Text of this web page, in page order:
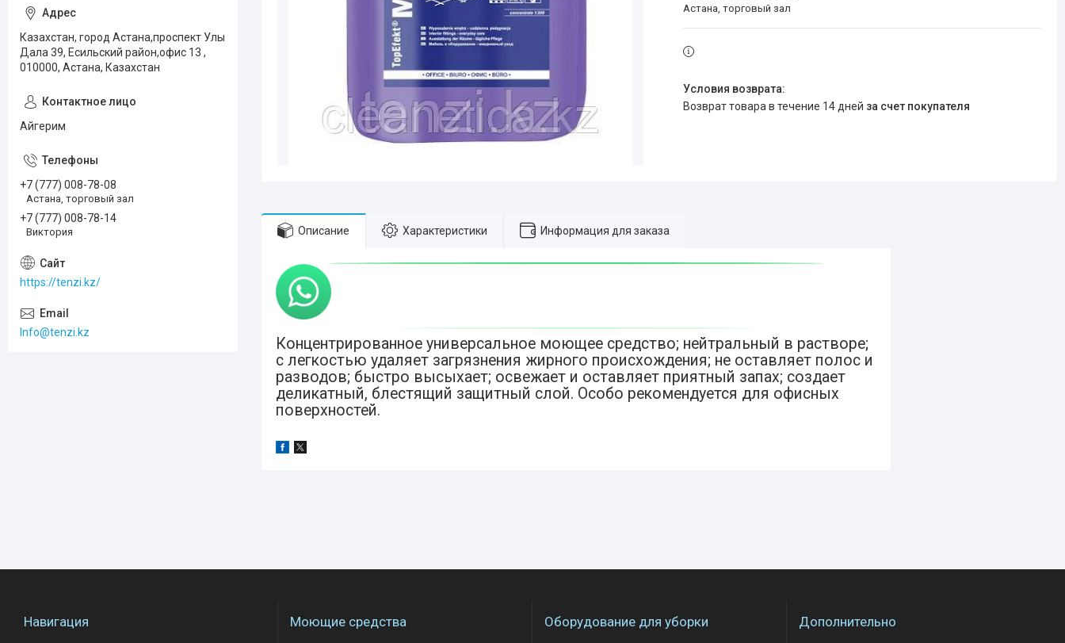
Астана, торговый зал
возврат товара в течение 14 дней за счет покупателя
Описание Характеристики Информация для заказа
Концентрированное универсальное моющее средство; нейтральный в растворе;
с легкостью удаляет загрязнения жирного происхождения; не оставляет полос и
разводов; быстро высыхает; освежает и оставляет приятный запах; создает
деликатный, блестящий защитный слой. Особо рекомендуется для офисных
поверхностей.
Казахстан, город Астана,проспект Улы
Дала 39, Есильский район,офис 13 ,
010000, Астана, Казахстан
Айгерим
+7 (777) 008-78-08
Астана, торговый зал
+7 (777) 008-78-14
Виктория
https://tenzi.kz/
Info@tenzi.kz
Навигация Моющие средства Оборудование для уборки Дополнительно